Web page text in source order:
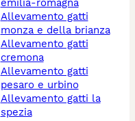
emilia-romagna
allevamento gatti
monza e della brianza
allevamento gatti
cremona
allevamento gatti
pesaro e urbino
allevamento gatti la
spezia